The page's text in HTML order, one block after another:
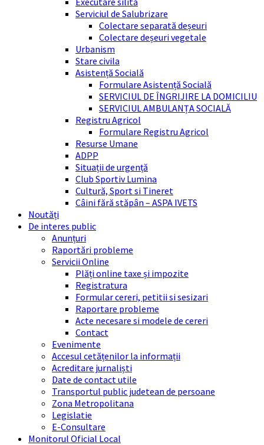
Serviciul de Salubrizare
Colectare separată deșeuri
Colectare deșeuri vegetale
Urbanism
Stare civila
Asistență Socială
Formulare Asistență Socială
SERVICIUL DE ÎNGRIJIRE LA DOMICILIU
SERVICIUL AMBULANȚA SOCIALĂ
Registru Agricol
Formulare Registru Agricol
Resurse Umane
ADPP
Situații de urgență
Club Sportiv Lumina
Cultură, Sport si Tineret
Câini fără stăpân – ASPA IVETS
Noutăți
De interes public
Anunțuri
Raportări probleme
Servicii Online
Plăți online taxe și impozite
Registratura
Formular cereri, petitii si sesizari
Raportare probleme
Acte necesare si modele de cereri
Contact
Evenimente
Accesul cetățenilor la informații
Acreditare jurnaliști
Date de contact utile
Transportul public judetean de persoane
Zona Metropolitana
Legislatie
E-Consultare
Monitorul Oficial Local